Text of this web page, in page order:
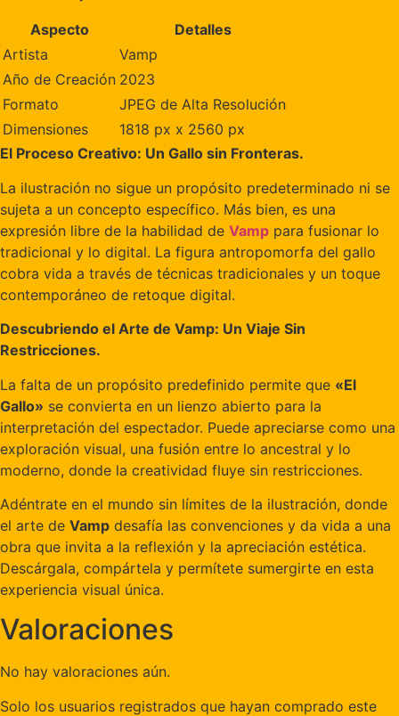
Aspecto
Detalles
Artista
Vamp
Año de Creación 2023
Formato
JPEG de Alta Resolución
Dimensiones
1818 px x 2560 px
El Proceso Creativo: Un Gallo sin Fronteras.
La ilustración no sigue un propósito predeterminado ni se
sujeta a un concepto específico. Más bien, es una
expresión libre de la habilidad de Vamp para fusionar lo
tradicional y lo digital. La figura antropomorfa del gallo
cobra vida a través de técnicas tradicionales y un toque
contemporáneo de retoque digital.
Descubriendo el Arte de Vamp: Un Viaje Sin
Restricciones.
La falta de un propósito predefinido permite que «El
Gallo» se convierta en un lienzo abierto para la
interpretación del espectador. Puede apreciarse como una
exploración visual, una fusión entre lo ancestral y lo
moderno, donde la creatividad fluye sin restricciones.
Adéntrate en el mundo sin límites de la ilustración, donde
el arte de Vamp desafía las convenciones y da vida a una
obra que invita a la reflexión y la apreciación estética.
Descárgala, compártela y permítete sumergirte en esta
experiencia visual única.
Valoraciones
No hay valoraciones aún.
Solo los usuarios registrados que hayan comprado este